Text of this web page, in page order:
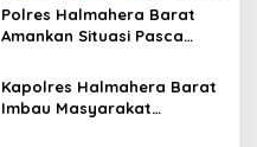
Polres Halmahera Barat
Amankan Situasi Pasca
Mediasi Terus Dilakukan
Kapolres Halmahera Barat
Imbau Masyarakat